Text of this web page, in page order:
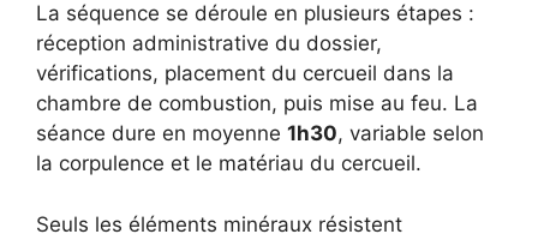
La séquence se déroule en plusieurs étapes :
réception administrative du dossier,
vérifications, placement du cercueil dans la
chambre de combustion, puis mise au feu. La
séance dure en moyenne 1h30, variable selon
la corpulence et le matériau du cercueil.
Seuls les éléments minéraux résistent